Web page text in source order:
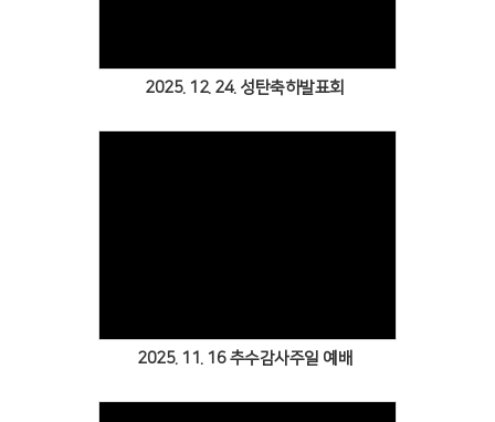
2025. 12. 24. 성탄축하발표회
2025. 11. 16 추수감사주일 예배